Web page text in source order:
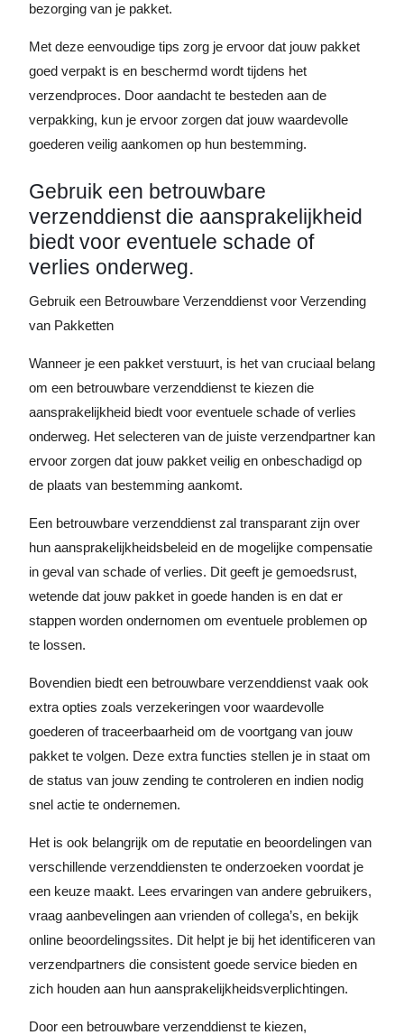
bezorging van je pakket.
Met deze eenvoudige tips zorg je ervoor dat jouw pakket
goed verpakt is en beschermd wordt tijdens het
verzendproces. Door aandacht te besteden aan de
verpakking, kun je ervoor zorgen dat jouw waardevolle
goederen veilig aankomen op hun bestemming.
Gebruik een betrouwbare
verzenddienst die aansprakelijkheid
biedt voor eventuele schade of
verlies onderweg.
Gebruik een Betrouwbare Verzenddienst voor Verzending
van Pakketten
Wanneer je een pakket verstuurt, is het van cruciaal belang
om een betrouwbare verzenddienst te kiezen die
aansprakelijkheid biedt voor eventuele schade of verlies
onderweg. Het selecteren van de juiste verzendpartner kan
ervoor zorgen dat jouw pakket veilig en onbeschadigd op
de plaats van bestemming aankomt.
Een betrouwbare verzenddienst zal transparant zijn over
hun aansprakelijkheidsbeleid en de mogelijke compensatie
in geval van schade of verlies. Dit geeft je gemoedsrust,
wetende dat jouw pakket in goede handen is en dat er
stappen worden ondernomen om eventuele problemen op
te lossen.
Bovendien biedt een betrouwbare verzenddienst vaak ook
extra opties zoals verzekeringen voor waardevolle
goederen of traceerbaarheid om de voortgang van jouw
pakket te volgen. Deze extra functies stellen je in staat om
de status van jouw zending te controleren en indien nodig
snel actie te ondernemen.
Het is ook belangrijk om de reputatie en beoordelingen van
verschillende verzenddiensten te onderzoeken voordat je
een keuze maakt. Lees ervaringen van andere gebruikers,
vraag aanbevelingen aan vrienden of collega’s, en bekijk
online beoordelingssites. Dit helpt je bij het identificeren van
verzendpartners die consistent goede service bieden en
zich houden aan hun aansprakelijkheidsverplichtingen.
Door een betrouwbare verzenddienst te kiezen,